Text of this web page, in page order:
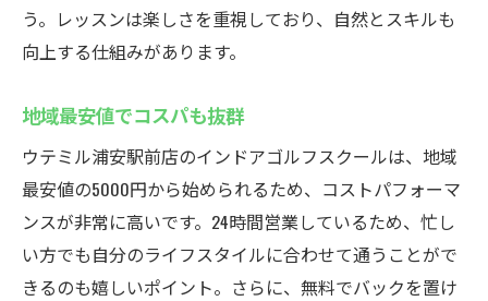
う。レッスンは楽しさを重視しており、自然とスキルも
向上する仕組みがあります。
地域最安値でコスパも抜群
ウテミル浦安駅前店のインドアゴルフスクールは、地域
最安値の5000円から始められるため、コストパフォーマ
ンスが非常に高いです。24時間営業しているため、忙し
い方でも自分のライフスタイルに合わせて通うことがで
きるのも嬉しいポイント。さらに、無料でバックを置け